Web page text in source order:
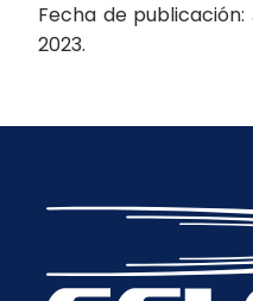
Fecha de
2023.